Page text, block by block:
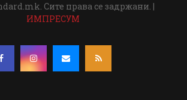
Сите права се задржани. |
ИМПРЕСУМ